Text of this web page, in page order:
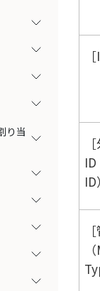
り当
ID）